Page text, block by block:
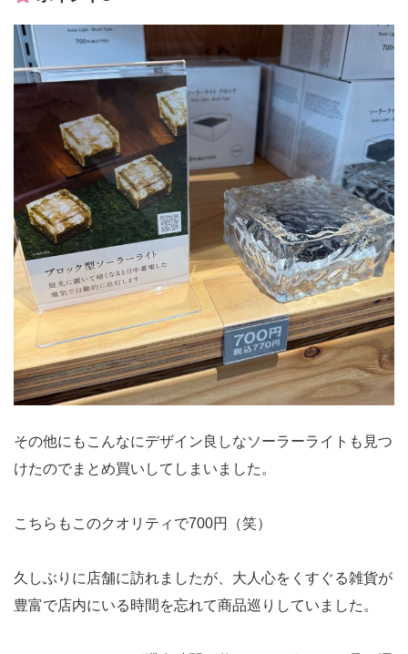
その他にもこんなにデザイン良しなソーラーライトも見つ
けたのでまとめ買いしてしまいました。
こちらもこのクオリティで700円（笑）
久しぶりに店舗に訪れましたが、大人心をくすぐる雑貨が
豊富で店内にいる時間を忘れて商品巡りしていました。